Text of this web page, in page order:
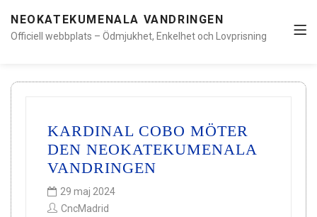
NEOKATEKUMENALA VANDRINGEN
Officiell webbplats – Ödmjukhet, Enkelhet och Lovprisning
KARDINAL COBO MÖTER
DEN NEOKATEKUMENALA
VANDRINGEN
29 maj 2024
CncMadrid